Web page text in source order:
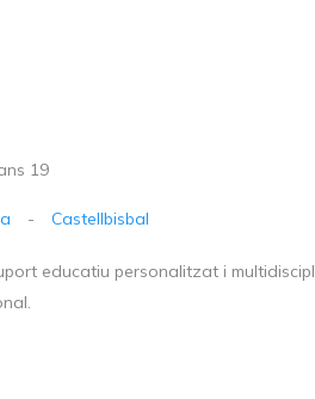
19
- Castellbisbal
educatiu personalitzat i